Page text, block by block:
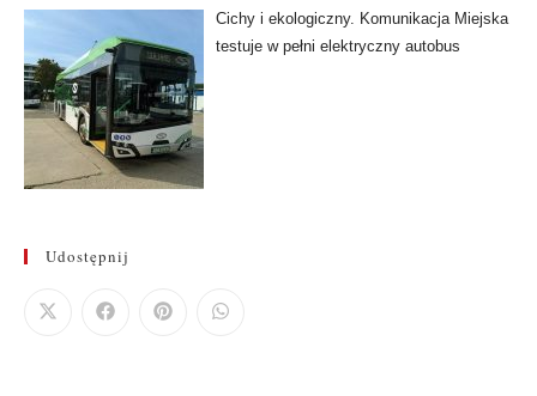
Cichy i ekologiczny. Komunikacja Miejska
testuje w pełni elektryczny autobus
Udostępnij